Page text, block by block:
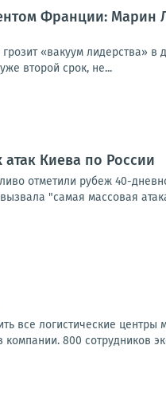
Франции:
«вакуум лидерства»
второй срок, не...
Киева по России
отметили рубеж 40-
"самая массовая
все логистические центры
800 сотрудников